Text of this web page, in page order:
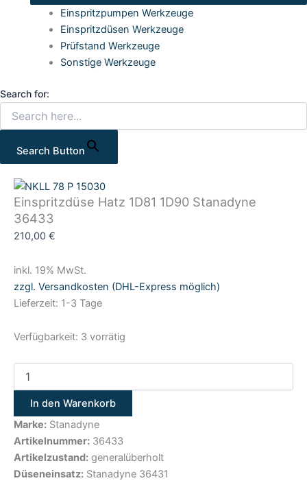
Einspritzpumpen Werkzeuge
Einspritzdüsen Werkzeuge
Prüfstand Werkzeuge
Sonstige Werkzeuge
Search for:
Search Button
Einspritzdüse Hatz 1D81 1D90 Stanadyne
36433
210,00 €
inkl. 19% MwSt.
zzgl. Versandkosten (DHL-Express möglich)
Lieferzeit: 1-3 Tage
Verfügbarkeit: 3 vorrätig
In den Warenkorb
Marke: Stanadyne
Artikelnummer: 36433
Artikelzustand: generalüberholt
Düseneinsatz: Stanadyne 36431